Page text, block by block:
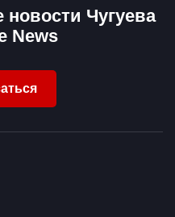
новости Чугуева
News